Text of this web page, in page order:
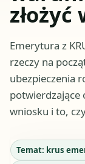
Emerytura z
rzeczy na
ubezpieczenia
potwierdzające
wniosku i to,
Temat: krus